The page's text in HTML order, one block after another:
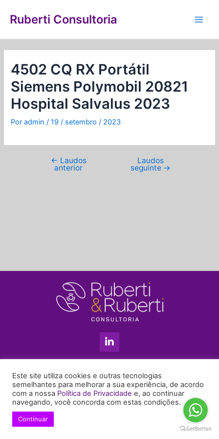
para
conteúdo
Ruberti Consultoria
4502 CQ RX Portátil
Siemens Polymobil 20821
Hospital Salvalus 2023
Poradmin/19 / setembro / 2023
de
← Laudos
anterior
Laudos
seguinte →
L
i
n
e
d
i
n
+55 11 99655-6439
enyruberti@ruberticonsultoria.com.br
Este site utiliza cookies e outras tecnologias
semelhantes para melhorar a sua experiência, de acordo
com a nossa Política de Privacidade e, ao continuar
navegando, você concorda com estas condições.
Continuar